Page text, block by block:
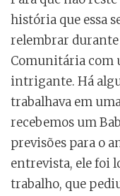
história que essa
relembrar durante
Comunitária com
intrigante. Há
trabalhava em
recebemos um
previsões para o
entrevista, ele foi
trabalho, que